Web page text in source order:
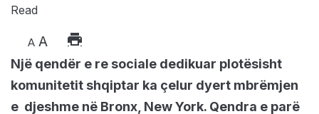
Read
A A
Një qendër e re sociale dedikuar plotësisht
komunitetit shqiptar ka çelur dyert mbrëmjen
e djeshme në Bronx, New York. Qendra e parë